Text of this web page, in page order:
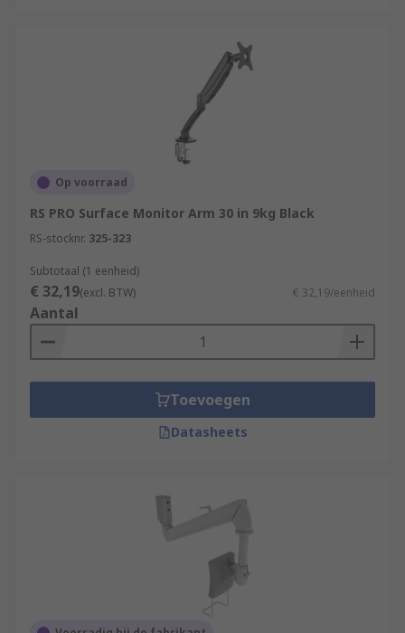
Op voorraad
RS PRO Surface Monitor Arm 30 in 9kg Black
RS-stocknr. 325-323
Subtotaal (1 eenheid)
€ 32,19(excl. BTW) € 32,19/eenheid
Aantal
Toevoegen
Datasheets